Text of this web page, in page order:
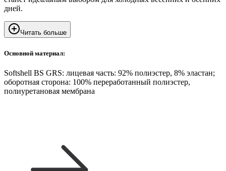
дней.
Читать больше
Основной материал:
Softshell BS GRS: лицевая часть: 92% полиэстер, 8% эластан;
оборотная сторона: 100% переработанный полиэстер,
полиуретановая мембрана